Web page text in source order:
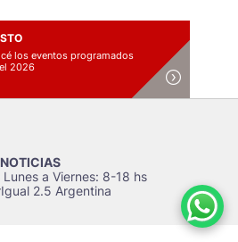
los eventos programados
2026
a Viernes: 8-18 hs
2.5 Argentina